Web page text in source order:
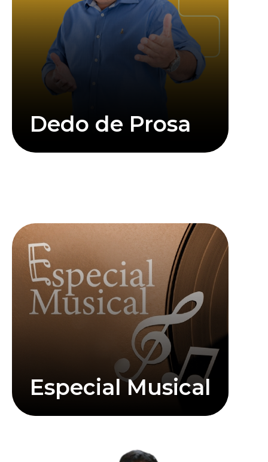
Dedo de Prosa
Especial Musical
Clique abaixo para assistir mais informações